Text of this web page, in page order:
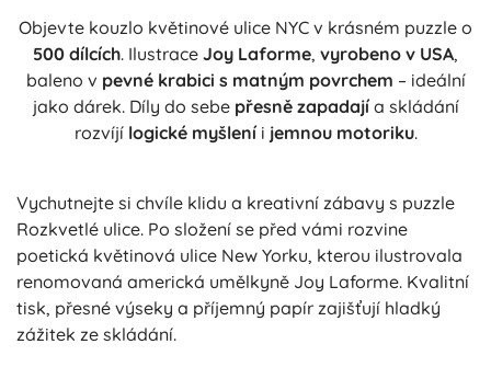
Objevte kouzlo květinové ulice NYC v krásném puzzle o
500 dílcích. Ilustrace Joy Laforme, vyrobeno v USA,
baleno v pevné krabici s matným povrchem – ideální
jako dárek. Díly do sebe přesně zapadajía skládání
rozvíjí logické myšleníi jemnou motoriku.
Vychutnejte si chvíle klidu a kreativní zábavy s puzzle
Rozkvetlé ulice. Po složení se před vámi rozvine
poetická květinová ulice New Yorku, kterou ilustrovala
renomovaná americká umělkyně Joy Laforme. Kvalitní
tisk, přesné výseky a příjemný papír zajišťují hladký
zážitek ze skládání.